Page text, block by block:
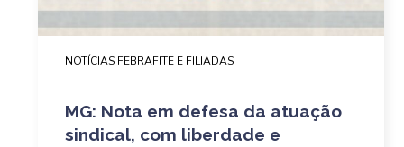
NOTÍCIAS FEBRAFITE E FILIADAS
MG: Nota em defesa da atuação
sindical, com liberdade e